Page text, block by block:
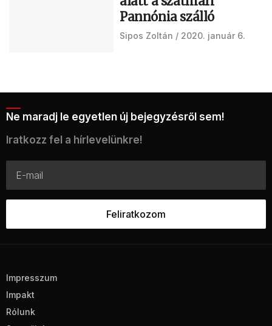
Pannónia szálló
Sipos Zoltán 2020. január 6.
Ne maradj le egyetlen új bejegyzésről sem!
Iratkozz fel a hírlevelünkre!
Impresszum
Impakt
Rólunk